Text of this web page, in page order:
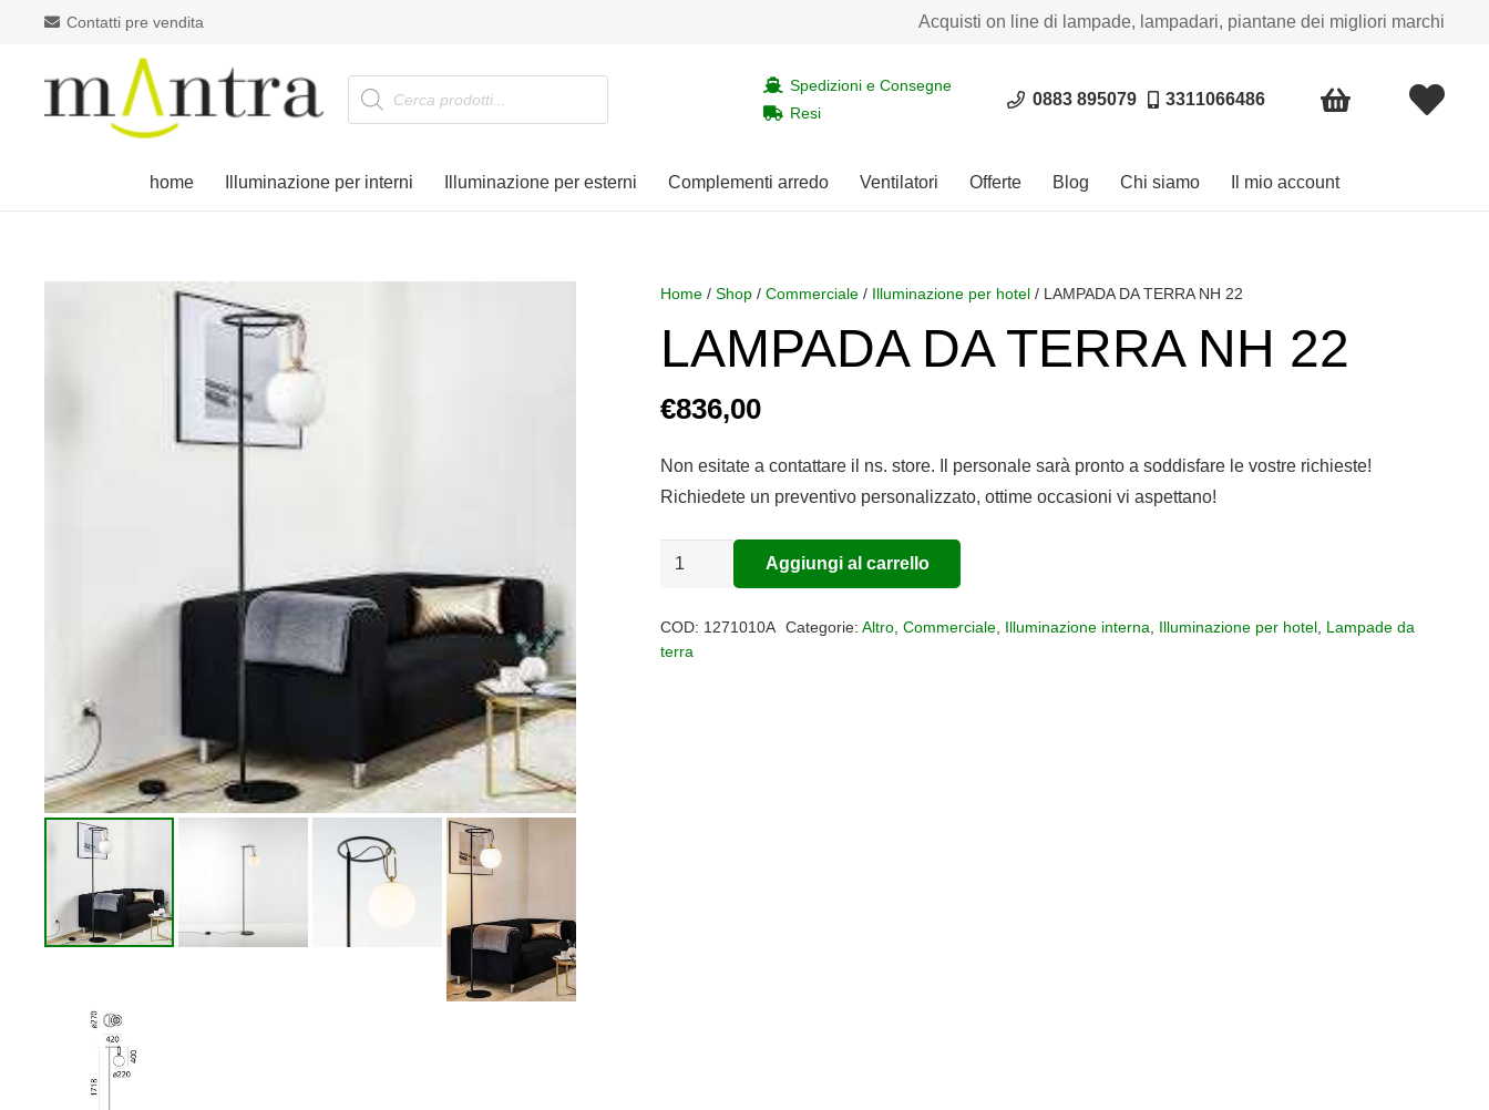
Contatti pre vendita Acquisti on line di lampade, lampadari, piantane dei migliori marchi
Products
search
Spedizioni e Consegne
Resi
0883 895079 3311066486
home Illuminazione per interni Illuminazione per esterni Complementi arredo Ventilatori Offerte Blog Chi siamo Il mio account
Home /Shop /Commerciale / Illuminazione per hotel / LAMPADA DA TERRA NH 22
LAMPADA DA TERRA NH 22
€836,00
Non esitate a contattare il ns. store. Il personale sarà pronto a soddisfare le vostre richieste!
Richiedete un preventivo personalizzato, ottime occasioni vi aspettano!
LAMPADA
NH
Aggiungi al carrello
COD: 1271010A Categorie: Altro, Commerciale, Illuminazione interna, Illuminazione per hotel, Lampade da
terra